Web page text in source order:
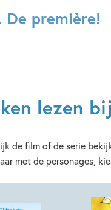
De première!
lezen
de film of de serie
met de personages,